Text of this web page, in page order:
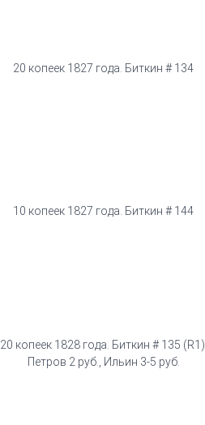
20 копеек 1827 года. Биткин # 134
10 копеек 1827 года. Биткин # 144
20 копеек 1828 года. Биткин # 135 (R1),
Петров 2 руб., Ильин 3-5 руб.